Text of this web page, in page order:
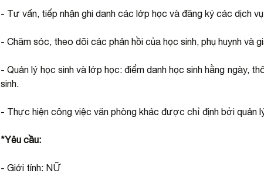
- Tư vấn, tiếp nhận ghi danh các lớp học và đăng ký các dịch
- Chăm sóc, theo dõi các phản hồi của học sinh, phụ huynh và
- Quản lý học sinh và lớp học: điểm danh học sinh hằng ngày,
sinh.
- Thực hiện công việc văn phòng khác được chỉ định bởi quản
*Yêu cầu:
- Giới tính: NỮ